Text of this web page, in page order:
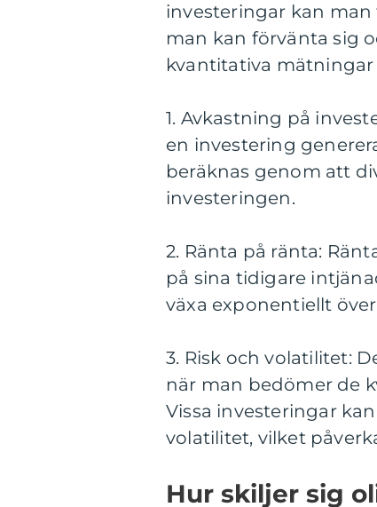
investeringar kan
man kan förvänta sig
kvantitativa mätningar
1. Avkastning på
en investering
beräknas genom att
investeringen.
2. Ränta på ränta:
på sina tidigare
växa exponentiellt
3. Risk och volatilitet:
när man bedömer de
Vissa investeringar
volatilitet, vilket
Hur skiljer sig